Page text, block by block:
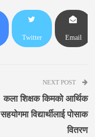
Twitter Email
NEXT POST
कला शिक्षक किमको आर्थिक
सहयोगमा विद्यार्थीलाई पोसाक
वितरण